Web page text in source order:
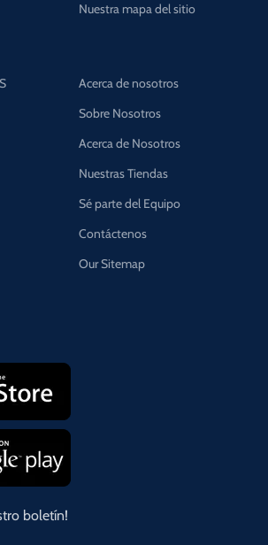
Nuestra mapa del sitio
Acerca de nosotros
Sobre Nosotros
Acerca de Nosotros
Nuestras Tiendas
Sé parte del Equipo
Contáctenos
Our Sitemap
boletín!